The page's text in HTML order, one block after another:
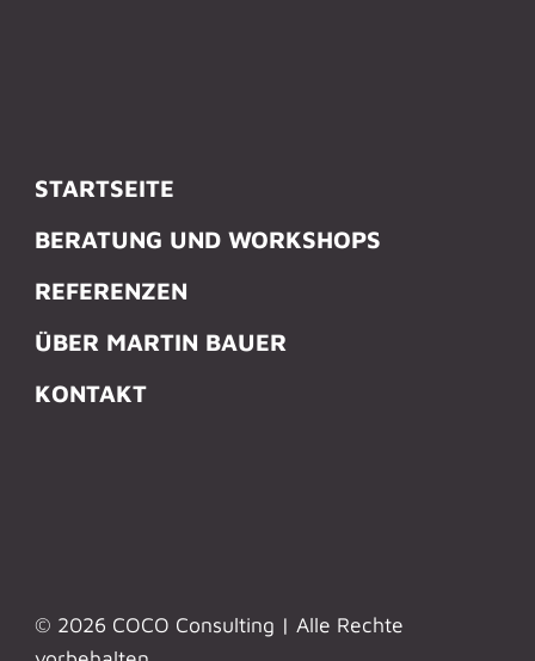
STARTSEITE
BERATUNG UND WORKSHOPS
REFERENZEN
ÜBER MARTIN BAUER
KONTAKT
© 2026 COCO Consulting | Alle Rechte